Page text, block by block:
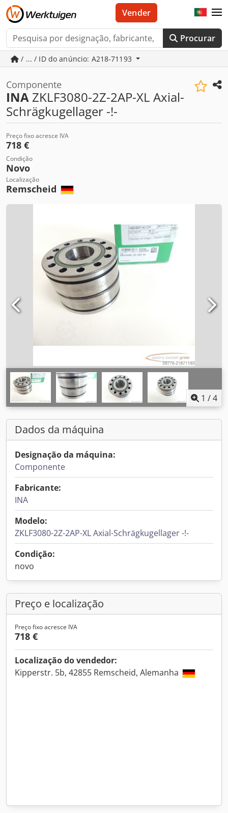
Procurar
Vender
/ ... / ID do anúncio: A218-71193
Componente
INA ZKLF3080-2Z-2AP-XL Axial-
Schrägkugellager -!-
Preço fixo acresce IVA
718 €
Condição
Novo
Localização
Remscheid
1 /4
Dados da máquina
Designação da máquina:
Componente
Fabricante:
INA
Modelo:
ZKLF3080-2Z-2AP-XL Axial-Schrägkugellager -!-
Condição:
novo
Preço e localização
Preço fixo acresce IVA
718 €
Localização do vendedor:
Kipperstr. 5b, 42855 Remscheid, Alemanha